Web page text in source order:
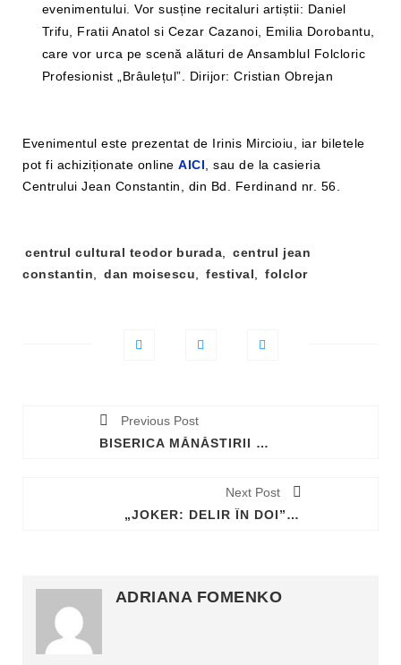
evenimentului. Vor susține recitaluri artiștii: Daniel
Trifu, Fratii Anatol si Cezar Cazanoi, Emilia Dorobantu,
care vor urca pe scenă alături de Ansamblul Folcloric
Profesionist „Brâulețul”. Dirijor: Cristian Obrejan
Evenimentul este prezentat de Irinis Mircioiu, iar biletele
pot fi achiziționate online AICI , sau de la casieria
Centrului Jean Constantin, din Bd. Ferdinand nr. 56.
uri:
centrul cultural teodor burada
centrul jean
constantin
dan moisescu festival folclor
Previous Post
BISERICA MĂNĂSTIRII SFÂNTULUI TEODOSIE DIN TURNOVSKY, CONSTRUITĂ ÎN TIMPUL ȚARATULUI VLAHO-BULGAR, DESCOPERITĂ ÎN BULGARIA
Next Post
„JOKER: DELIR ÎN DOI” - O EXPERIENȚĂ CINEMATOGRAFICĂ DE NERATAT, LA CENTRUL JEAN CONSTANTIN
ADRIANA FOMENKO